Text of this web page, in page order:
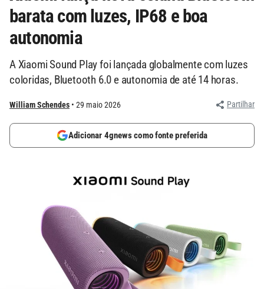
barata com luzes, IP68 e boa
autonomia
A Xiaomi Sound Play foi lançada globalmente com luzes
coloridas, Bluetooth 6.0 e autonomia de até 14 horas.
William Schendes 29 maio 2026 Partilhar
Adicionar 4gnews como fonte preferida